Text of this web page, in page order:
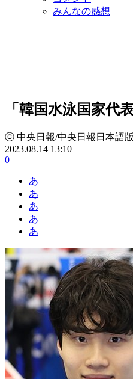
みんなの感想
「韓国水泳国家
ⓒ 中央日報/中央日報日本語版
2023.08.14 13:10
0
あ
あ
あ
あ
あ